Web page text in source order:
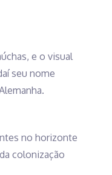
e o visual
seu nome
no horizonte
colonização